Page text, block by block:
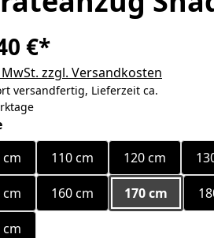
€*
zzgl. Versandkosten
versandfertig, Lieferzeit ca.
auswählen
cm
110 cm 120 cm
cm 160 cm 170 cm
cm